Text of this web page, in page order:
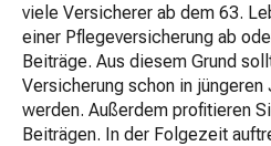
viele Versicherer ab dem 63.
einer Pflegeversicherung ab
Beiträge. Aus diesem Grund
Versicherung schon in
werden. Außerdem profitieren
Beiträgen. In der Folgezeit